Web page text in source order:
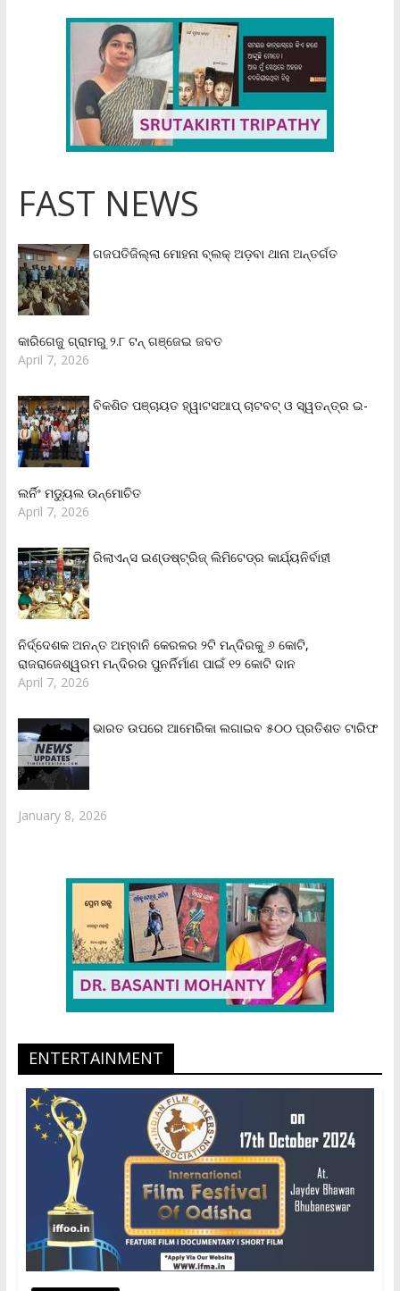
FAST NEWS
ଗଜପତିଜିଲ୍ଲା ମୋହନା ବ୍ଲକ୍‌ ଅଡ଼ବା ଥାନା ଅନ୍ତର୍ଗତ
କାରିଗେଜୁ ଗ୍ରାମରୁ ୨.୮ ଟନ୍ ଗଞ୍ଜେଇ ଜବତ
April 7, 2026
ବିକଶିତ ପଞ୍ଚାୟତ ହ୍ୱାଟସଆପ୍ ଚାଟବଟ୍ ଓ ସ୍ୱତନ୍ତ୍ର ଇ-
ଲର୍ନିଂ ମଡ୍ୟୁଲ ଉନ୍ମୋଚିତ
April 7, 2026
ରିଲାଏନ୍‌ସ ଇଣ୍ଡଷ୍ଟ୍ରିଜ୍ ଲିମିଟେଡ୍‌ର କାର୍ଯ୍ୟନିର୍ବାହୀ
ନିର୍ଦ୍ଦେଶକ ଅନନ୍ତ ଅମ୍ବାନି କେରଳର ୨ଟି ମନ୍ଦିରକୁ ୬ କୋଟି,
ରାଜରାଜେଶ୍ୱରମ ମନ୍ଦିରର ପୁନର୍ନିର୍ମାଣ ପାଇଁ ୧୨ କୋଟି ଦାନ
April 7, 2026
ଭାରତ ଉପରେ ଆମେରିକା ଲଗାଇବ ୫୦୦ ପ୍ରତିଶତ ଟାରିଫ
January 8, 2026
ENTERTAINMENT